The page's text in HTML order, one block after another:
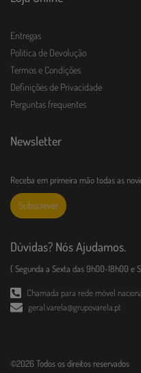
Entregas
Política de Devolução
Termos e Condições
Definições de Privacidade
Perguntas frequentes
Newsletter
Receba em primeira mão todas as
Subscrever
Dúvidas? Nós Ajudamos.
( Segunda a Sexta das 9h00-18h00 e
Chamada para rede móvel
geral.varela@grupovarela.pt
©2026 Todos os direitos reservados